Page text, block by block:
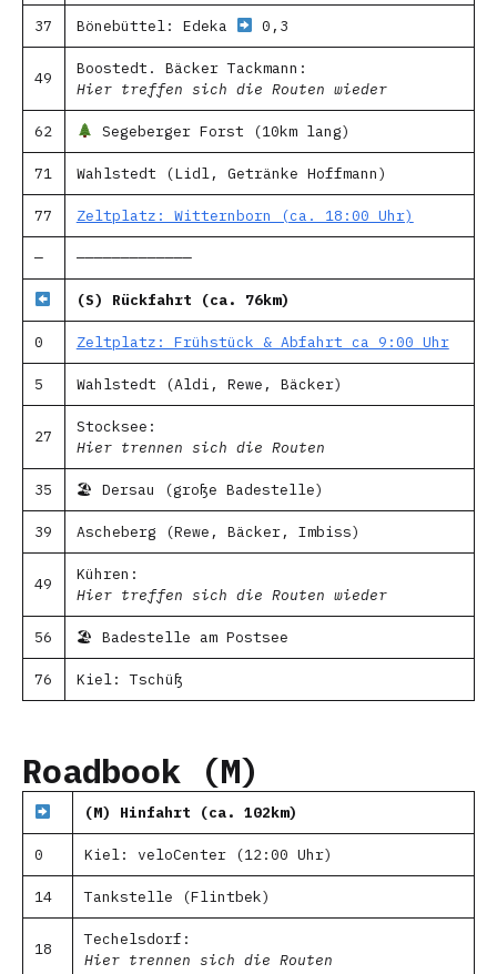
37 Bönebüttel: Edeka 0,3
49
Boostedt. Bäcker Tackmann:
Hier treffen sich die Routen wieder
62 Segeberger Forst (10km lang)
71 Wahlstedt (Lidl, Getränke Hoffmann)
77 Zeltplatz: Witternborn (ca. 18:00 Uhr)
— —————————————
(S) Rückfahrt (ca. 76km)
0 Zeltplatz: Frühstück & Abfahrt ca 9:00 Uhr
5 Wahlstedt (Aldi, Rewe, Bäcker)
27
Stocksee:
Hier trennen sich die Routen
35 🏖 Dersau (große Badestelle)
39 Ascheberg (Rewe, Bäcker, Imbiss)
49
Kühren:
Hier treffen sich die Routen wieder
56 🏖 Badestelle am Postsee
76 Kiel: Tschüß
Roadbook (M)
(M) Hinfahrt (ca. 102km)
0 Kiel: veloCenter (12:00 Uhr)
14 Tankstelle (Flintbek)
18
Techelsdorf:
Hier trennen sich die Routen